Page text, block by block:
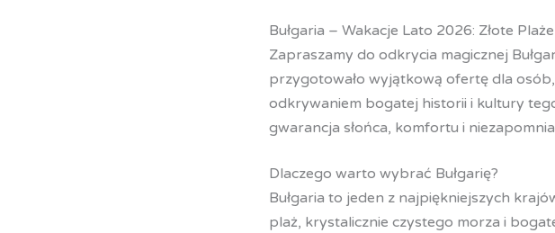
Bułgaria – Wakacje Lato 2026: Złote
Zapraszamy do odkrycia magicznej
przygotowało wyjątkową ofertę dla
odkrywaniem bogatej historii i kultury
gwarancja słońca, komfortu i
Dlaczego warto wybrać Bułgarię?
Bułgaria to jeden z najpiękniejszych
plaż, krystalicznie czystego morza i